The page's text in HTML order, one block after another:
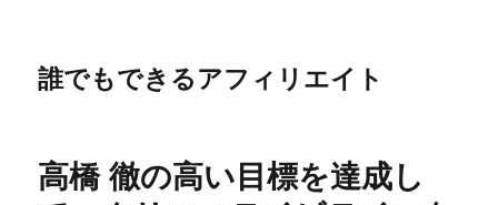
誰でもできるアフィリエイト
高橋 徹の高い目標を達成し